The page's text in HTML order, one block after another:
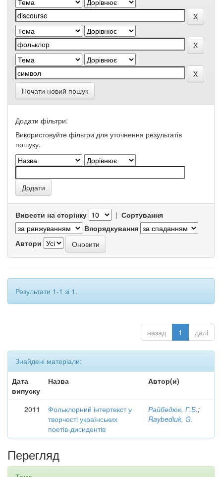
Почати новий пошук
Додати фільтри:
Використовуйте фільтри для уточнення результатів
пошуку.
Вивести на сторінку | Сортування
Впорядкування
Автори
Результати 1-1 зі 1.
назад 1 далі
Знайдені матеріали:
Дата
випуску
Назва Автор(и)
2011
Фольклорний інтертекст у
творчості українських
поетів-дисидентів
Райбедюк, Г.Б.;
Raybediuk, G.
Перегляд